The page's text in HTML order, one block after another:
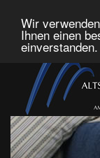
Wir
Ihnen einen
einverstanden.